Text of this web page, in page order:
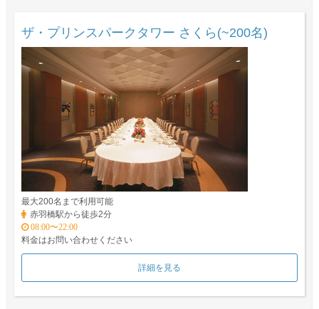
ザ・プリンスパークタワー さくら(~200名)
最大200名まで利用可能
赤羽橋駅から徒歩2分
08:00〜22:00
料金はお問い合わせください
詳細を見る